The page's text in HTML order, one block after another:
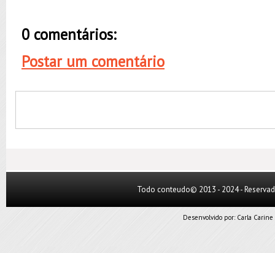
0 comentários:
Postar um comentário
Todo conteudo© 2013 - 2024 -
Desenvolvido por: Carla Carine